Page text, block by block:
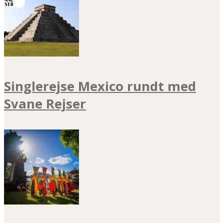
Singlerejse Mexico rundt med
Svane Rejser